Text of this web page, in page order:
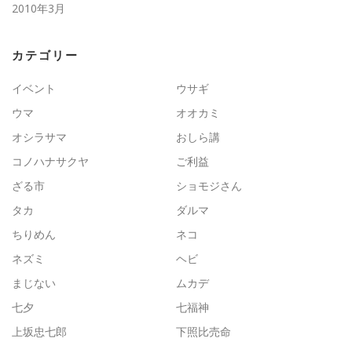
2010年3月
カテゴリー
イベント
ウサギ
ウマ
オオカミ
オシラサマ
おしら講
コノハナサクヤ
ご利益
ざる市
ショモジさん
タカ
ダルマ
ちりめん
ネコ
ネズミ
ヘビ
まじない
ムカデ
七夕
七福神
上坂忠七郎
下照比売命